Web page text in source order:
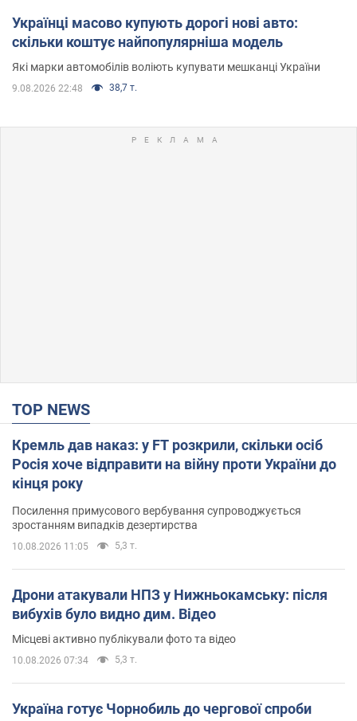
Українці масово купують дорогі нові авто:
скільки коштує найпопулярніша модель
Які марки автомобілів воліють купувати мешканці України
9.08.2026 22:48 38,7 т.
TOP NEWS
Кремль дав наказ: у FT розкрили, скільки осіб
Росія хоче відправити на війну проти України до
кінця року
Посилення примусового вербування супроводжується
зростанням випадків дезертирства
10.08.2026 11:05 5,3 т.
Дрони атакували НПЗ у Нижньокамську: після
вибухів було видно дим. Відео
Місцеві активно публікували фото та відео
10.08.2026 07:34 5,3 т.
Україна готує Чорнобиль до чергової спроби